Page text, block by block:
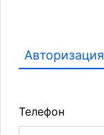
Телефон